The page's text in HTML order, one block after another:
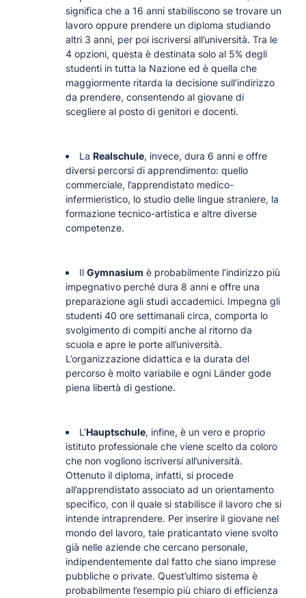
significa che a 16 anni stabiliscono se trovare un
lavoro oppure prendere un diploma studiando
altri 3 anni, per poi iscriversi all’università. Tra le
4 opzioni, questa è destinata solo al 5% degli
studenti in tutta la Nazione ed è quella che
maggiormente ritarda la decisione sull’indirizzo
da prendere, consentendo al giovane di
scegliere al posto di genitori e docenti.
La Realschule, invece, dura 6 anni e offre
diversi percorsi di apprendimento: quello
commerciale, l’apprendistato medico-
infermieristico, lo studio delle lingue straniere, la
formazione tecnico-artistica e altre diverse
competenze.
Il Gymnasium è probabilmente l’indirizzo più
impegnativo perché dura 8 anni e offre una
preparazione agli studi accademici. Impegna gli
studenti 40 ore settimanali circa, comporta lo
svolgimento di compiti anche al ritorno da
scuola e apre le porte all’università.
L’organizzazione didattica e la durata del
percorso è molto variabile e ogni Länder gode
piena libertà di gestione.
L’Hauptschule, infine, è un vero e proprio
istituto professionale che viene scelto da coloro
che non vogliono iscriversi all’università.
Ottenuto il diploma, infatti, si procede
all’apprendistato associato ad un orientamento
specifico, con il quale si stabilisce il lavoro che si
intende intraprendere. Per inserire il giovane nel
mondo del lavoro, tale praticantato viene svolto
già nelle aziende che cercano personale,
indipendentemente dal fatto che siano imprese
pubbliche o private. Quest’ultimo sistema è
probabilmente l’esempio più chiaro di efficienza